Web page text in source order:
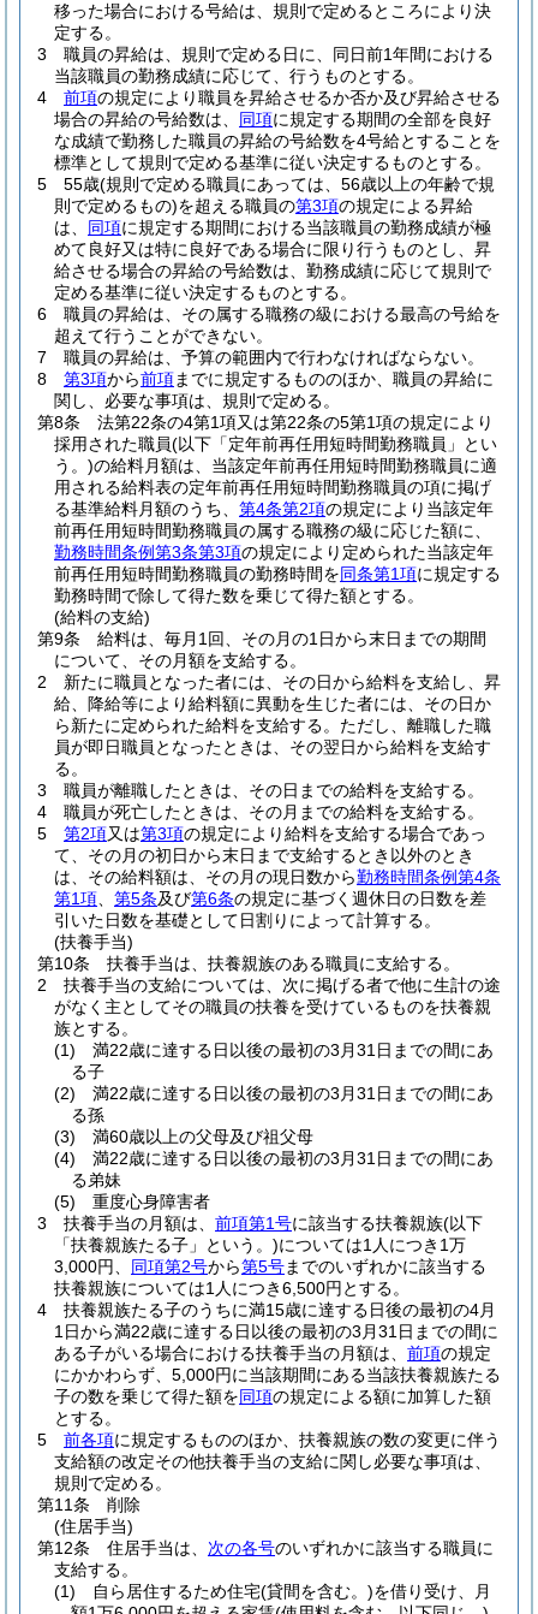
移った場合における号給は、規則で定めるところにより決
定する。
3
職員の昇給は、規則で定める日に、同日前1年間における
当該職員の勤務成績に応じて、行うものとする。
4
前項の規定により職員を昇給させるか否か及び昇給させる
場合の昇給の号給数は、 同項に規定する期間の全部を良好
な成績で勤務した職員の昇給の号給数を4号給とすることを
標準として規則で定める基準に従い決定するものとする。
5
55歳(規則で定める職員にあっては、56歳以上の年齢で規
則で定めるもの)を超える職員の第3項の規定による昇給
は、 同項に規定する期間における当該職員の勤務成績が極
めて良好又は特に良好である場合に限り行うものとし、昇
給させる場合の昇給の号給数は、勤務成績に応じて規則で
定める基準に従い決定するものとする。
6
職員の昇給は、その属する職務の級における最高の号給を
超えて行うことができない。
7
職員の昇給は、予算の範囲内で行わなければならない。
8
第3項から前項までに規定するもののほか、職員の昇給に
関し、必要な事項は、規則で定める。
第8条
法第22条の4第1項又は第22条の5第1項の規定により
採用された職員(以下「定年前再任用短時間勤務職員」とい
う。)の給料月額は、当該定年前再任用短時間勤務職員に適
用される給料表の定年前再任用短時間勤務職員の項に掲げ
る基準給料月額のうち、 第4条第2項の規定により当該定年
前再任用短時間勤務職員の属する職務の級に応じた額に、
勤務時間条例第3条第3項の規定により定められた当該定年
前再任用短時間勤務職員の勤務時間を同条第1項に規定する
勤務時間で除して得た数を乗じて得た額とする。
(給料の支給)
第9条
給料は、毎月1回、その月の1日から末日までの期間
について、その月額を支給する。
2
新たに職員となった者には、その日から給料を支給し、昇
給、降給等により給料額に異動を生じた者には、その日か
ら新たに定められた給料を支給する。 ただし、離職した職
員が即日職員となったときは、その翌日から給料を支給す
る。
3
職員が離職したときは、その日までの給料を支給する。
4
職員が死亡したときは、その月までの給料を支給する。
5
第2項又は第3項の規定により給料を支給する場合であっ
て、その月の初日から末日まで支給するとき以外のとき
は、その給料額は、その月の現日数から勤務時間条例第4条
第1項
第5条及び第6条の規定に基づく週休日の日数を差
引いた日数を基礎として日割りによって計算する。
(扶養手当)
第10条
扶養手当は、扶養親族のある職員に支給する。
2
扶養手当の支給については、次に掲げる者で他に生計の途
がなく主としてその職員の扶養を受けているものを扶養親
族とする。
(1)
満22歳に達する日以後の最初の3月31日までの間にあ
る子
(2)
満22歳に達する日以後の最初の3月31日までの間にあ
る孫
(3)
満60歳以上の父母及び祖父母
(4)
満22歳に達する日以後の最初の3月31日までの間にあ
る弟妹
(5)
重度心身障害者
3
扶養手当の月額は、 前項第1号に該当する扶養親族(以下
「扶養親族たる子」という。)については1人につき1万
3,000円、 同項第2号から第5号までのいずれかに該当する
扶養親族については1人につき6,500円とする。
4
扶養親族たる子のうちに満15歳に達する日後の最初の4月
1日から満22歳に達する日以後の最初の3月31日までの間に
ある子がいる場合における扶養手当の月額は、 前項の規定
にかかわらず、5,000円に当該期間にある当該扶養親族たる
子の数を乗じて得た額を同項の規定による額に加算した額
とする。
5
前各項に規定するもののほか、扶養親族の数の変更に伴う
支給額の改定その他扶養手当の支給に関し必要な事項は、
規則で定める。
第11条
削除
(住居手当)
第12条
住居手当は、 次の各号のいずれかに該当する職員に
支給する。
(1)
自ら居住するため住宅(貸間を含む。)を借り受け、月